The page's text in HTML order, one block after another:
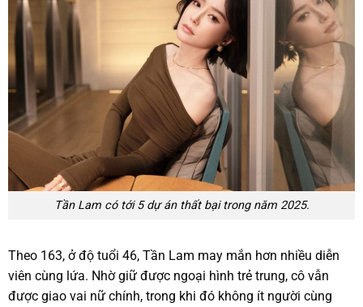
Tần Lam có tới 5 dự án thất bại trong năm 2025.
Theo 163, ở độ tuổi 46, Tần Lam may mắn hơn nhiều diễn
viên cùng lứa. Nhờ giữ được ngoại hình trẻ trung, cô vẫn
được giao vai nữ chính, trong khi đó không ít người cùng